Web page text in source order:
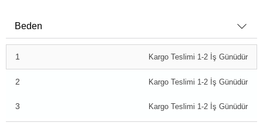
Beden
1 Kargo Teslimi 1-2 İş Günüdür
2 Kargo Teslimi 1-2 İş Günüdür
3 Kargo Teslimi 1-2 İş Günüdür